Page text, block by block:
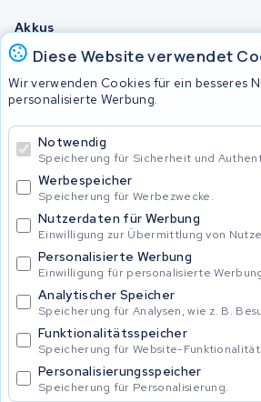
Diese Website verwendet
Wir verwenden Cookies für ein besseres
personalisierte Werbung.
Notwendig
Speicherung für Sicherheit und
Werbespeicher
Speicherung für Werbezwecke.
Nutzerdaten für Werbung
Einwilligung zur Übermittlung von
Personalisierte Werbung
Einwilligung für personalisierte
Analytischer Speicher
Speicherung für Analysen, wie z. B.
Funktionalitätsspeicher
Speicherung für Website-Funktionalität.
Personalisierungsspeicher
Speicherung für Personalisierung.
Akkus
© 2026 KWS Seuren
Privacy Policy